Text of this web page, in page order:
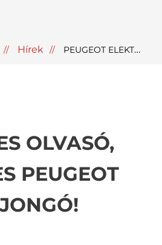
Hírek PEUGEOT ELEKTROMOS BLOG
OLVASÓ,
PEUGEOT